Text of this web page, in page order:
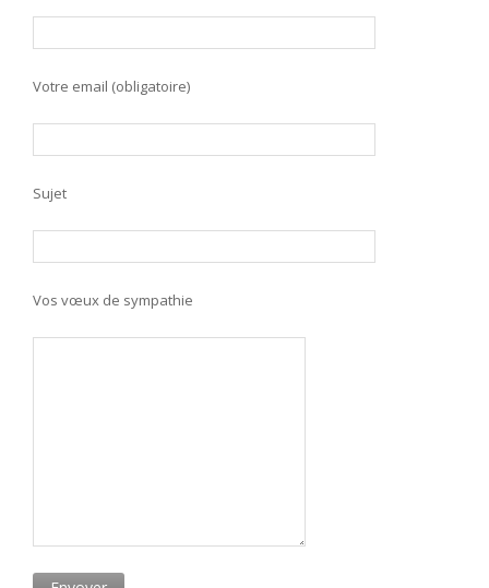
Votre email (obligatoire)
Sujet
Vos vœux de sympathie